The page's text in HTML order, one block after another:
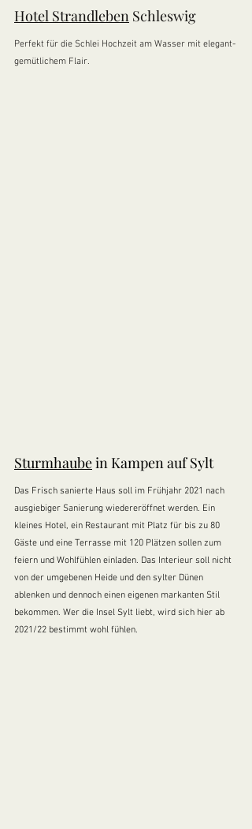
Hotel Strandleben Schleswig
Perfekt für die Schlei Hochzeit am Wasser mit elegant-
gemütlichem Flair.
Sturmhaube in Kampen auf Sylt
Das Frisch sanierte Haus soll im Frühjahr 2021 nach
ausgiebiger Sanierung wiedereröffnet werden. Ein
kleines Hotel, ein Restaurant mit Platz für bis zu 80
Gäste und eine Terrasse mit 120 Plätzen sollen zum
feiern und Wohlfühlen einladen. Das Interieur soll nicht
von der umgebenen Heide und den sylter Dünen
ablenken und dennoch einen eigenen markanten Stil
bekommen. Wer die Insel Sylt liebt, wird sich hier ab
2021/22 bestimmt wohl fühlen.